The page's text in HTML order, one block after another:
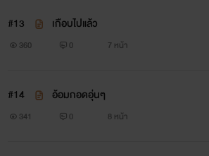
#13 เกือบไปแล้ว
360 0 7 หน้า
#14 อ้อมกอดอุ่นๆ
341 0 8 หน้า